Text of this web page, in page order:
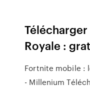
Royale :
Fortnite mobile :
- Millenium